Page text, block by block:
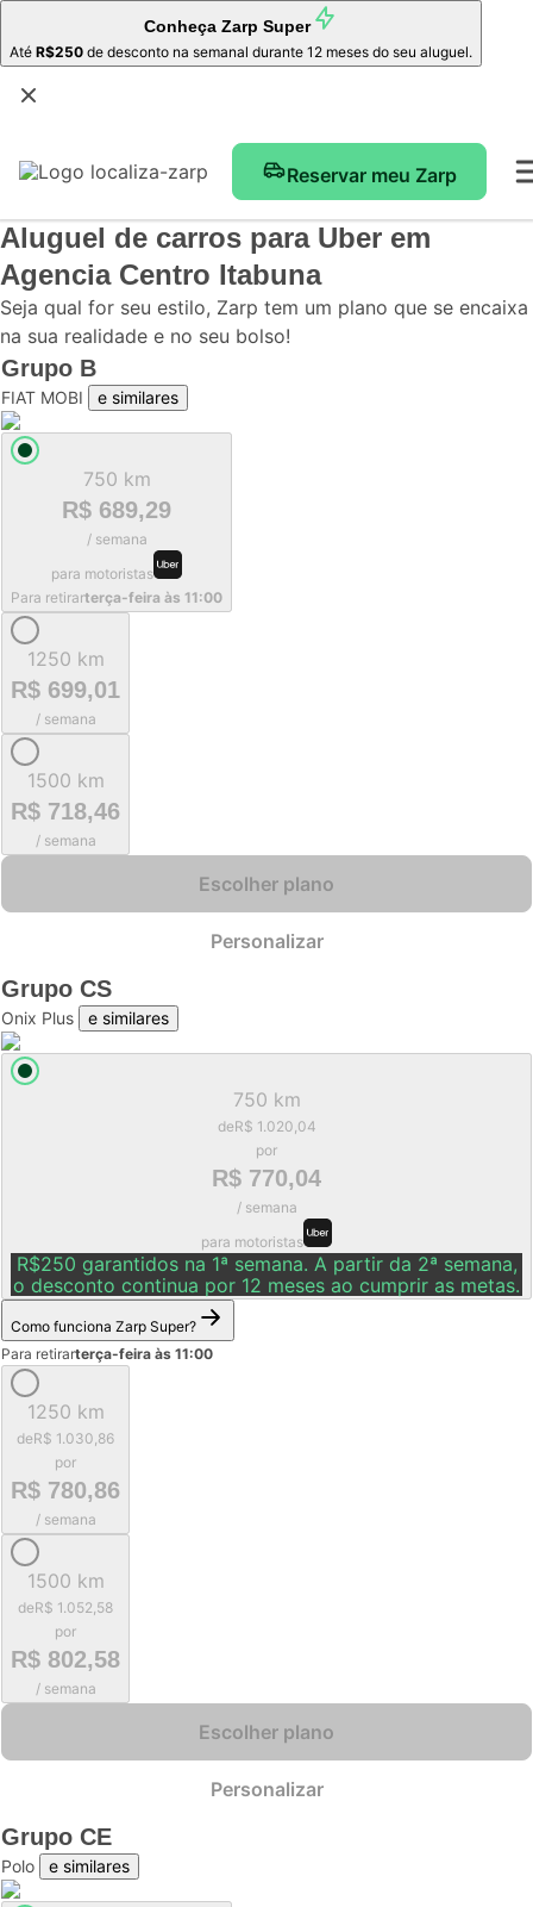
Conheça Zarp Super
Até R$250 de desconto na semanal durante 12 meses do seu aluguel.
Reservar meu Zarp
Aluguel de carros para Uber em
Agencia Centro Itabuna
Seja qual for seu estilo, Zarp tem um plano que se encaixa
na sua realidade e no seu bolso!
Grupo B
FIAT MOBI e similares
750 km
R$ 689,29
/ semana
para motoristas
Para retirarterça-feira às 11:00
1250 km
R$ 699,01
/ semana
1500 km
R$ 718,46
/ semana
Escolher plano
Personalizar
Grupo CS
Onix Plus e similares
750 km
deR$ 1.020,04
por
R$ 770,04
/ semana
para motoristas
R$250 garantidos na 1ª semana. A partir da 2ª semana,
o desconto continua por 12 meses ao cumprir as metas.
Como funciona Zarp Super?
Para retirarterça-feira às 11:00
1250 km
deR$ 1.030,86
por
R$ 780,86
/ semana
1500 km
deR$ 1.052,58
por
R$ 802,58
/ semana
Escolher plano
Personalizar
Grupo CE
Polo e similares